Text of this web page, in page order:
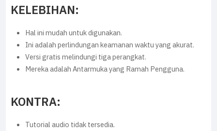
KELEBIHAN:
Hal ini mudah untuk digunakan.
Ini adalah perlindungan keamanan waktu yang akurat.
Versi gratis melindungi tiga perangkat.
Mereka adalah Antarmuka yang Ramah Pengguna.
KONTRA:
Tutorial audio tidak tersedia.